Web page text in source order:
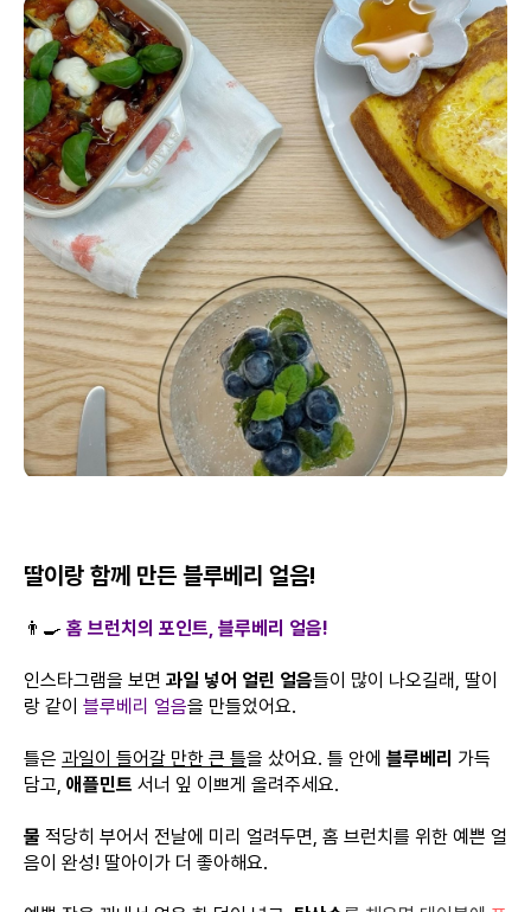
딸이랑 함께 만든 블루베리 얼음!
👨‍🍳 홈 브런치의 포인트, 블루베리 얼음!
인스타그램을 보면 과일 넣어 얼린 얼음들이 많이 나오길래, 딸이
랑 같이 블루베리 얼음을 만들었어요.
틀은 과일이 들어갈 만한 큰 틀을 샀어요. 틀 안에 블루베리 가득
담고, 애플민트 서너 잎 이쁘게 올려주세요.
물 적당히 부어서 전날에 미리 얼려두면, 홈 브런치를 위한 예쁜 얼
음이 완성! 딸아이가 더 좋아해요.